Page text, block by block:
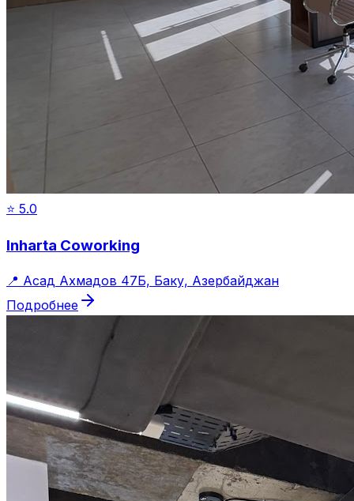
⭐ 5.0
Inharta Coworking
📍 Асад Ахмадов 47Б, Баку, Азербайджан
Подробнее